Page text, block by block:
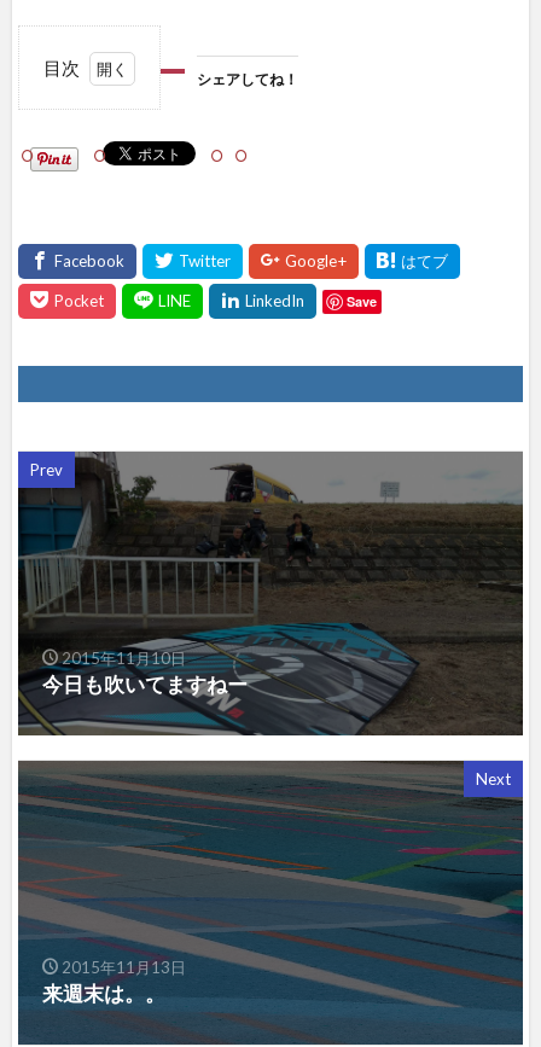
目次
アし
て
シェアしてね！
Save
Prev
2015年11月10日
今日も吹いてますねー
Next
2015年11月13日
来週末は。。